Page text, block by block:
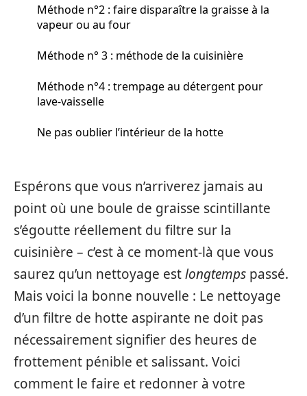
Méthode n°2 : faire disparaître la graisse à la
vapeur ou au four
Méthode n° 3 : méthode de la cuisinière
Méthode n°4 : trempage au détergent pour
lave-vaisselle
Ne pas oublier l’intérieur de la hotte
Espérons que vous n’arriverez jamais au
point où une boule de graisse scintillante
s’égoutte réellement du filtre sur la
cuisinière – c’est à ce moment-là que vous
saurez qu’un nettoyage estlongtemps passé.
Mais voici la bonne nouvelle : Le nettoyage
d’un filtre de hotte aspirante ne doit pas
nécessairement signifier des heures de
frottement pénible et salissant. Voici
comment le faire et redonner à votre